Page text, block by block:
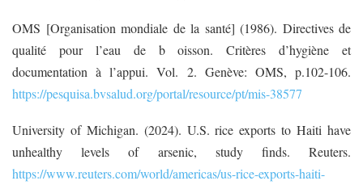
OMS [Organisation mondiale de la santé] (1986). Directives de
qualité pour l’eau de b oisson. Critères d’hygiène et
documentation à l’appui. Vol. 2. Genève: OMS, p.102-106.
https://pesquisa.bvsalud.org/portal/resource/pt/mis-38577
University of Michigan. (2024). U.S. rice exports to Haiti have
unhealthy levels of arsenic, study finds. Reuters.
https://www.reuters.com/world/americas/us-rice-exports-haiti-